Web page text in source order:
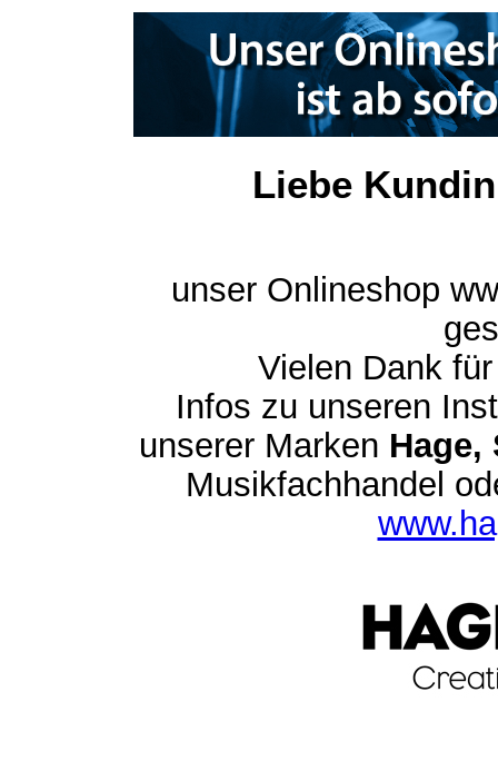
Liebe
unser Onlineshop
Vielen Dank
Infos zu unseren
unserer Marken Hage,
Musikfachhandel